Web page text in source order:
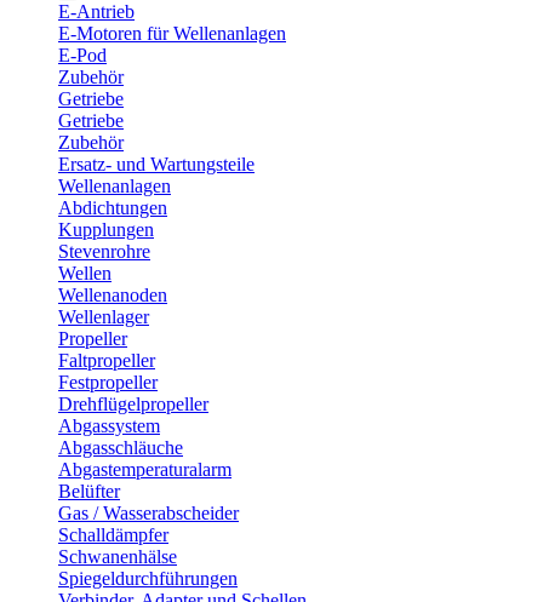
E-Antrieb
E-Motoren für Wellenanlagen
E-Pod
Zubehör
Getriebe
Getriebe
Zubehör
Ersatz- und Wartungsteile
Wellenanlagen
Abdichtungen
Kupplungen
Stevenrohre
Wellen
Wellenanoden
Wellenlager
Propeller
Faltpropeller
Festpropeller
Drehflügelpropeller
Abgassystem
Abgasschläuche
Abgastemperaturalarm
Belüfter
Gas / Wasserabscheider
Schalldämpfer
Schwanenhälse
Spiegeldurchführungen